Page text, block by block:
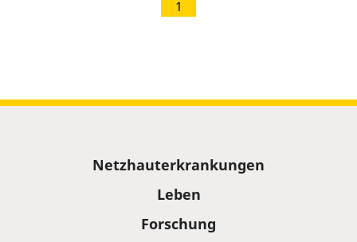
1
Netzhauterkrankungen
Leben
Forschung